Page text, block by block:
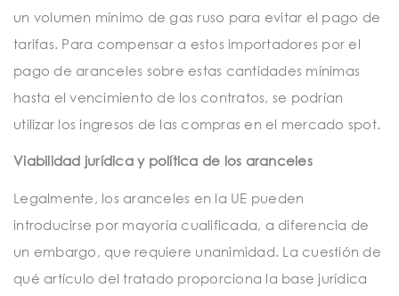
un volumen mínimo de gas ruso para evitar el pago de
tarifas. Para compensar a estos importadores por el
pago de aranceles sobre estas cantidades mínimas
hasta el vencimiento de los contratos, se podrían
utilizar los ingresos de las compras en el mercado spot.
Viabilidad jurídica y política de los aranceles
Legalmente, los aranceles en la UE pueden
introducirse por mayoría cualificada, a diferencia de
un embargo, que requiere unanimidad. La cuestión de
qué artículo del tratado proporciona la base jurídica